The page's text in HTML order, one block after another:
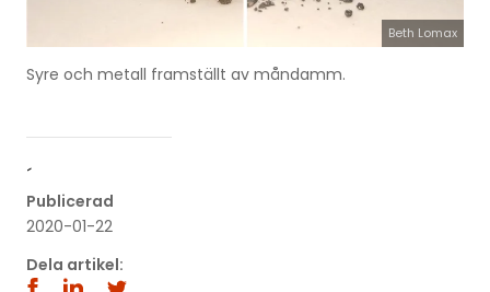
Beth Lomax
Syre och metall framställt av måndamm.
´
Publicerad
2020-01-22
Dela artikel: